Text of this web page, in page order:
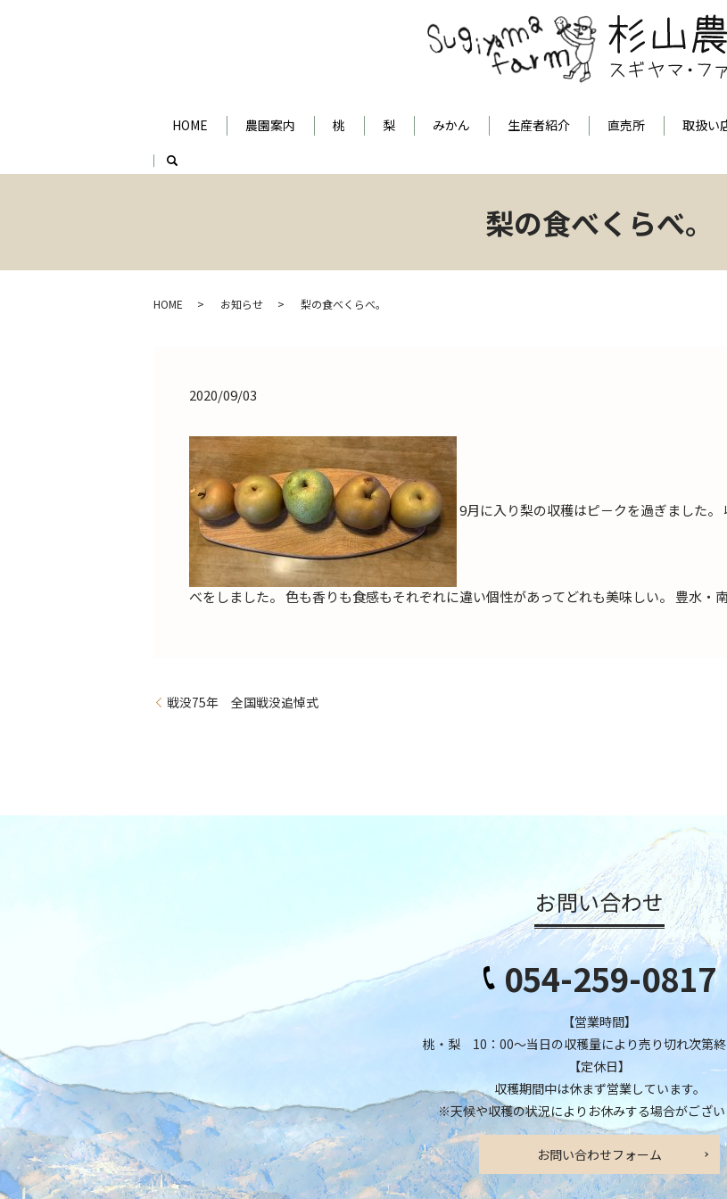
HOME 農園案内 桃 梨 みかん 生産者紹介 直売所 取扱い
search
梨の食べくらべ。
HOME お知らせ 梨の食べくらべ。
2020/09/03
9月に入り梨の収穫はピ－クを過ぎました
べをしました。 色も香りも食感もそれぞれに違い個性があってどれも美味しい。 豊水・
戦没75年 全国戦没追悼式
お問い合わせ
054-259-0817
【営業時間】
桃・梨 10：00～当日の収穫量により売り切れ次第
【定休日】
収穫期間中は休まず営業しています。
※天候や収穫の状況によりお休みする場合がござい
お問い合わせフォーム